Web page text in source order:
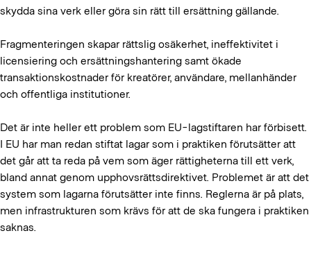
skydda sina verk eller göra sin rätt till ersättning gällande.
Fragmenteringen skapar rättslig osäkerhet, ineffektivitet i
licensiering och ersättningshantering samt ökade
transaktionskostnader för kreatörer, användare, mellanhänder
och offentliga institutioner.
Det är inte heller ett problem som EU-lagstiftaren har förbisett.
I EU har man redan stiftat lagar som i praktiken förutsätter att
det går att ta reda på vem som äger rättigheterna till ett verk,
bland annat genom upphovsrättsdirektivet. Problemet är att det
system som lagarna förutsätter inte finns. Reglerna är på plats,
men infrastrukturen som krävs för att de ska fungera i praktiken
saknas.